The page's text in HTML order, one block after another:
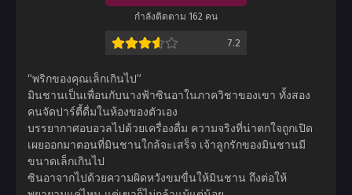
กำลังติดตาม 162 คน
7.2
“พริกของคุณเล็กเกินไป”
มินชานเป็นเพื่อนกับนางฟ้าซินอาในภาควิชาของเขา ทั้งสอง
คนจัดปาร์ตี้ดื่มในห้องของตัวเอง
บรรยากาศอบอวลไปด้วยเครื่องดื่ม ความจริงที่น่าตกใจถูกเปิด
เผยออกมาตอนที่มินชานใกล้จะเสร็จ เจ้าลูกรักของมินชานมี
ขนาดเล็กเกินไป
ซินอาจากไปด้วยความผิดหวังขมขื่นให้มินชาน ถึงต่อให้